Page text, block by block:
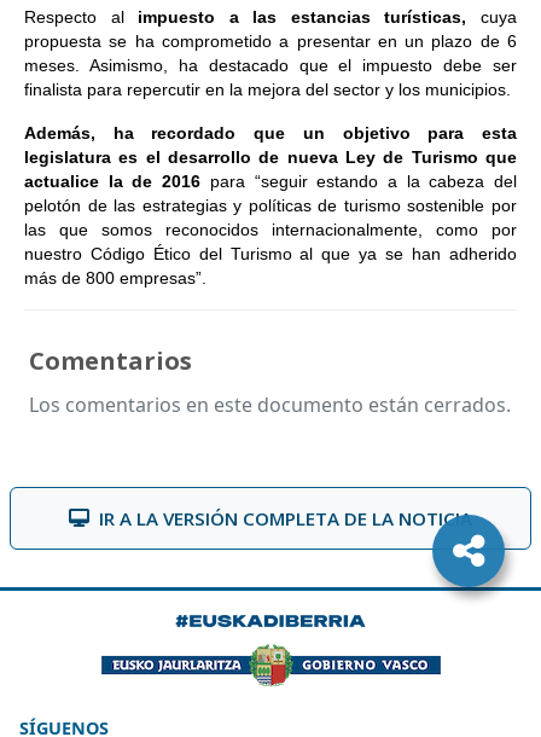
Respecto alimpuesto a las estancias turísticas, cuya
propuesta se ha comprometido a presentar en un plazo de 6
meses. Asimismo, ha destacado que el impuesto debe ser
finalista para repercutir en la mejora del sector y los municipios.
Además, ha recordado que un objetivo para esta
legislatura es el desarrollo de nueva Ley de Turismo que
actualice la de 2016 para “seguir estando a la cabeza del
pelotón de las estrategias y políticas de turismo sostenible por
las que somos reconocidos internacionalmente, como por
nuestro Código Ético del Turismo al que ya se han adherido
más de 800 empresas”.
Comentarios
Los comentarios en este documento están cerrados.
IR A LA VERSIÓN COMPLETA DE LA NOTICIA
SÍGUENOS